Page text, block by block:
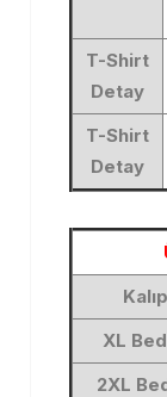
T-Shirt
Detay
T-Shirt
Detay
Kalıp
XL
2XL